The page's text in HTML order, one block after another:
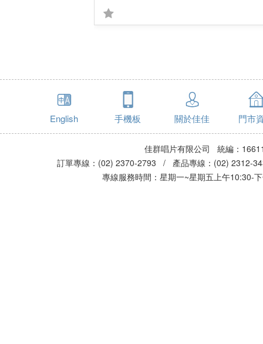
English 手機板 關於佳佳 門市
佳群唱片有限公司 統編：
訂單專線：(02) 2370-2793 / 產品專線：(02)
專線服務時間：星期一~星期五上午10:30-